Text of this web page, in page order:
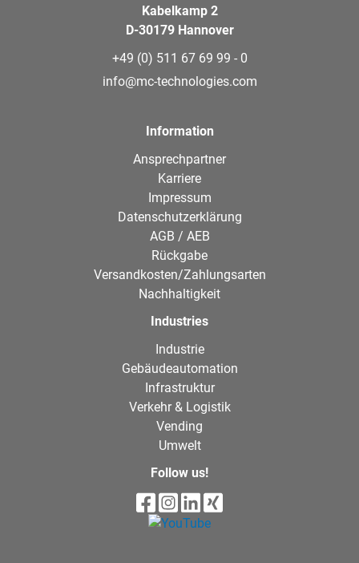
Kabelkamp 2
D-30179 Hannover
+49 (0) 511 67 69 99 - 0
info@mc-technologies.com
Information
Ansprechpartner
Karriere
Impressum
Datenschutzerklärung
AGB / AEB
Rückgabe
Versandkosten/Zahlungsarten
Nachhaltigkeit
Industries
Industrie
Gebäudeautomation
Infrastruktur
Verkehr & Logistik
Vending
Umwelt
Follow us!